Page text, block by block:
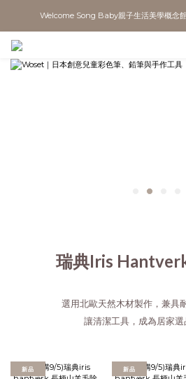
Welcome Song Baby親子生活美學概念
瑞典Iris
選用北歐天然木材製作，兼具
讓清潔工具，成為居家選
新品 新品